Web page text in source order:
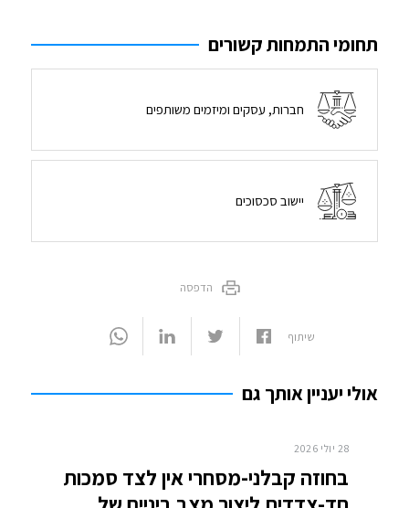
תחומי התמחות קשורים
חברות, עסקים ומיזמים משותפים
יישוב סכסוכים
הדפסה
שיתוף
אולי יעניין אותך גם
28 יולי 2026
בחוזה קבלני-מסחרי אין לצד סמכות